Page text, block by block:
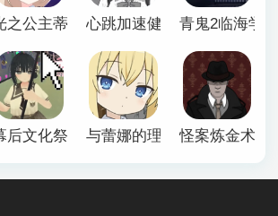
之公主蒂亚丽普莉兹姆游戏
心跳加速健康诊断安卓汉化
青鬼2临海学
方版
后文化祭游戏与蕾娜的理想生活安卓
怪案炼金术师